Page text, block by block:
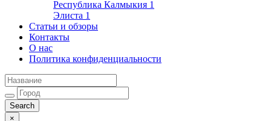
Республика Калмыкия 1
Элиста 1
Статьи и обзоры
Контакты
О нас
Политика конфиденциальности
×